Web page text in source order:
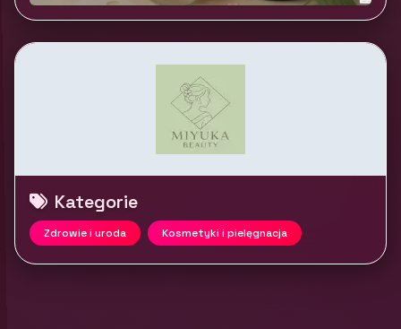
Kategorie
Zdrowie i uroda Kosmetyki i pielęgnacja